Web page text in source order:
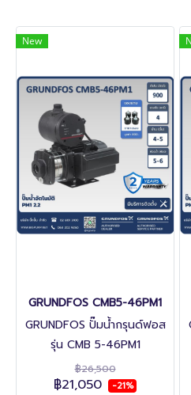
New
GRUNDFOS CMB5-46PM1
GRUNDFOS ปั๊มน้ำกรุนด์ฟอส
รุ่น CMB 5-46PM1
฿26,500
฿21,050 -21%